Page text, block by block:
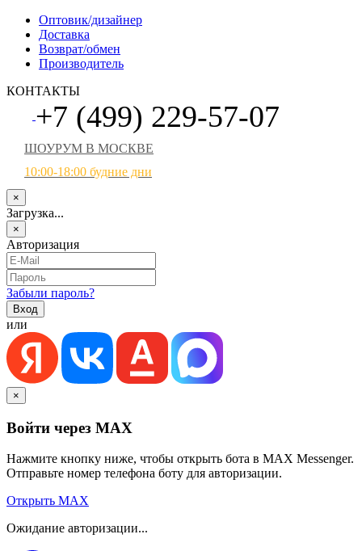
Оптовик/дизайнер
Доставка
Возврат/обмен
Производитель
КОНТАКТЫ
+7 (499) 229-57-07
ШОУРУМ В МОСКВЕ
10:00-18:00 будние дни
×
Загрузка...
×
Авторизация
Забыли пароль?
или
×
Войти через MAX
Нажмите кнопку ниже, чтобы открыть бота в MAX Messenger.
Отправьте номер телефона боту для авторизации.
Открыть MAX
Ожидание авторизации...